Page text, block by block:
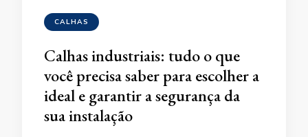
CALHAS
Calhas industriais: tudo o que
você precisa saber para escolher a
ideal e garantir a segurança da
sua instalação